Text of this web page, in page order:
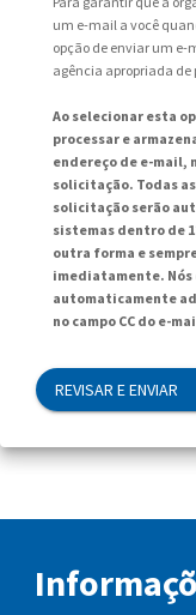
um e-mail a você
opção de enviar um e-
agência apropriada de
Ao selecionar esta
processar e
endereço de e-mail,
solicitação. Todas
solicitação serão
sistemas dentro de
outra forma e
imediatamente.
automaticamente
no campo CC do e-
REVISAR E ENVIAR